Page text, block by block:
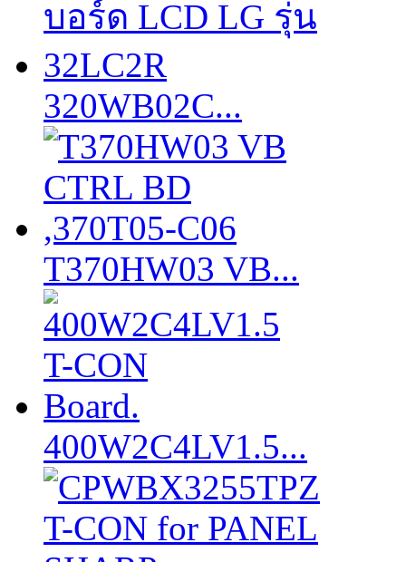
320WB02C...
T370HW03 VB...
400W2C4LV1.5...